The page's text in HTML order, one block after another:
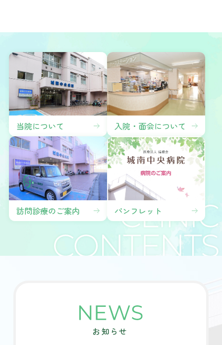
当院について 入院・面会について
訪問診療のご案内 パンフレット